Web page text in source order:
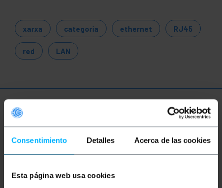
Consentimiento Detalles Acerca de las cookies
Esta página web usa cookies
xarxa categoria ethernet RJ45
red LAN
Més informació
Aquest cable de xarxa permet la interconnexió de